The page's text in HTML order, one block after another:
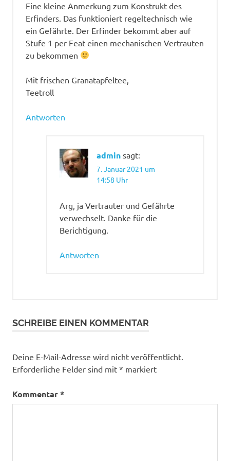
Eine kleine Anmerkung zum Konstrukt des
Erfinders. Das funktioniert regeltechnisch wie
ein Gefährte. Der Erfinder bekommt aber auf
Stufe 1 per Feat einen mechanischen Vertrauten
zu bekommen
Mit frischen Granatapfeltee,
Teetroll
Antworten
admin sagt:
7. Januar 2021 um
14:58 Uhr
Arg, ja Vertrauter und Gefährte
verwechselt. Danke für die
Berichtigung.
Antworten
SCHREIBE EINEN KOMMENTAR
Deine E-Mail-Adresse wird nicht veröffentlicht.
Erforderliche Felder sind mit * markiert
Kommentar*